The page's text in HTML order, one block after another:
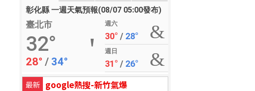
彰化縣 一週天氣預報(08/07 05:00發布)
臺北市
32°
28° / 34°
週六
30° / 28°
週日
31° / 26°
最新 google熱搜-新竹氣爆